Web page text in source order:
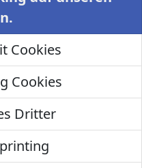
Cookies
Cookies
Dritter